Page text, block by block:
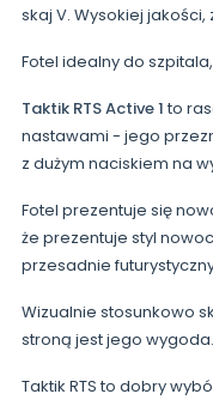
skaj V. Wysokiej
Fotel idealny do
Taktik RTS Active 1to
nastawami - jego
z dużym naciskiem na
Fotel prezentuje się
że prezentuje styl
przesadnie
Wizualnie stosunkowo
stroną jest jego wygoda.
Taktik RTS to dobry